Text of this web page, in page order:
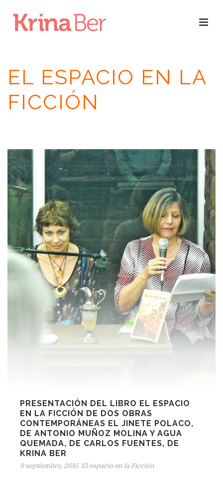
EL ESPACIO EN LA
FICCIÓN
PRESENTACIÓN DEL LIBRO EL ESPACIO
EN LA FICCIÓN DE DOS OBRAS
CONTEMPORÁNEAS EL JINETE POLACO,
DE ANTONIO MUÑOZ MOLINA Y AGUA
QUEMADA, DE CARLOS FUENTES, DE
KRINA BER
9 septiembre, 2015 El espacio en la Ficción